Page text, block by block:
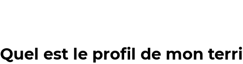
Quel est le profil de mon